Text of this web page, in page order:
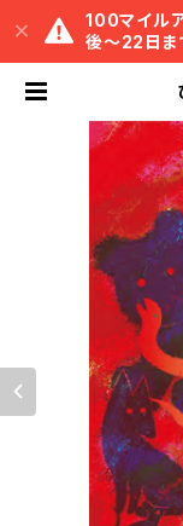
100マイル
後〜22日ま